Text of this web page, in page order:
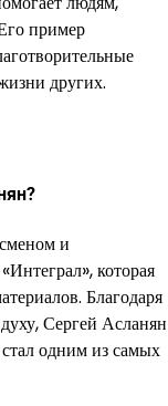
пример
других.
и
которая
Благодаря
Сергей Асланян
одним из самых